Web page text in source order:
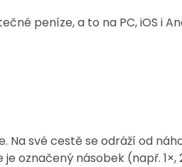
peníze, a to na PC, iOS i
Na své cestě se odráží od
označený násobek (např. 1×,